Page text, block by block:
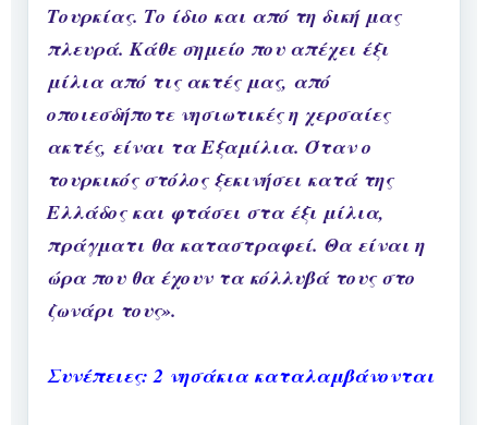
Τουρκίας. Το ίδιο και από τη δική μας
πλευρά. Κάθε σημείο που απέχει έξι
μίλια από τις ακτές μας, από
οποιεσδήποτε νησιωτικές η χερσαίες
ακτές, είναι τα Εξαμίλια. Όταν ο
τουρκικός στόλος ξεκινήσει κατά της
Ελλάδος και φτάσει στα έξι μίλια,
πράγματι θα καταστραφεί. Θα είναι η
ώρα που θα έχουν τα κόλλυβά τους στο
ζωνάρι τους».
Συνέπειες: 2 νησάκια καταλαμβάνονται